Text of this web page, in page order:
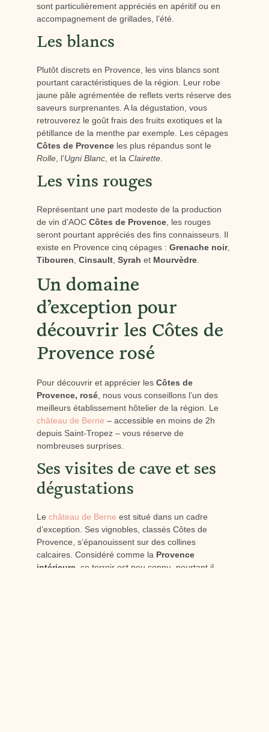
sont particulièrement appréciés en apéritif ou en
accompagnement de grillades, l’été.
Les blancs
Plutôt discrets en Provence, les vins blancs sont
pourtant caractéristiques de la région. Leur robe
jaune pâle agrémentée de reflets verts réserve des
saveurs surprenantes. A la dégustation, vous
retrouverez le goût frais des fruits exotiques et la
pétillance de la menthe par exemple. Les cépages
Côtes de Provenceles plus répandus sont le
Rolle, l’Ugni Blanc, et la Clairette.
Les vins rouges
Représentant une part modeste de la production
de vin d’AOC Côtes de Provence, les rouges
seront pourtant appréciés des fins connaisseurs. Il
existe en Provence cinq cépages : Grenache noir,
Tibouren Cinsault, Syrah et Mourvèdre.
Un domaine
d’exception pour
découvrir les Côtes de
Provence rosé
Pour découvrir et apprécier les Côtes de
Provence, rosé, nous vous conseillons l’un des
meilleurs établissement hôtelier de la région. Le
château de Berne – accessible en moins de 2h
depuis Saint-Tropez – vous réserve de
nombreuses surprises.
Ses visites de cave et ses
dégustations
Le château de Berne est situé dans un cadre
d’exception. Ses vignobles, classés Côtes de
Provence, s’épanouissent sur des collines
calcaires. Considéré comme la Provence
intérieure , ce terroir est peu connu, pourtant il